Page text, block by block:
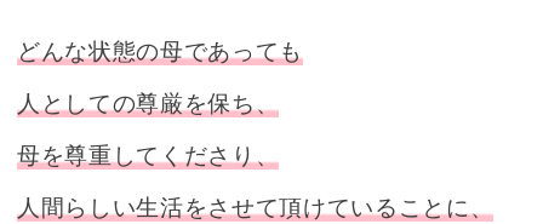
どんな状態の母であっても
人としての尊厳を保ち、
母を尊重してくださり、
人間らしい生活をさせて頂けていることに、